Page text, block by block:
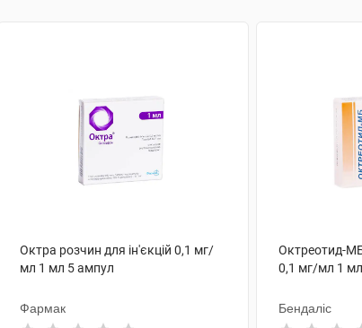
Октра розчин для ін'єкцій 0,1 мг/
мл 1 мл 5 ампул
Фармак
Октреотид-МБ
0,1 мг/мл 1
Бендаліс